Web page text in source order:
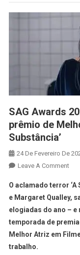
SAG Awards
prêmio de
Substância’
24 De Fevereiro De
Leave A Comment
O aclamado terror
e Margaret Qualley,
elogiadas do ano –
temporada de
Melhor Atriz em
trabalho.